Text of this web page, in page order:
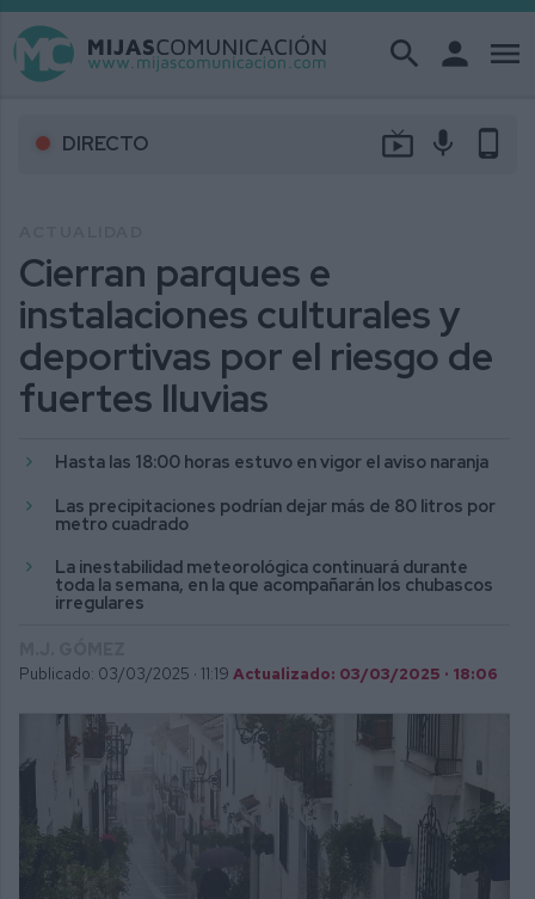
search person menu
DIRECTO live_tv mic phone_android
Cierran parques e
instalaciones culturales y
deportivas por el riesgo de
fuertes lluvias
Hasta las 18:00 horas estuvo en vigor el aviso naranja
Las precipitaciones podrían dejar más de 80 litros por
metro cuadrado
La inestabilidad meteorológica continuará durante
toda la semana, en la que acompañarán los chubascos
irregulares
Publicado: 03/03/2025 · 11:19 Actualizado: 03/03/2025 · 18:06